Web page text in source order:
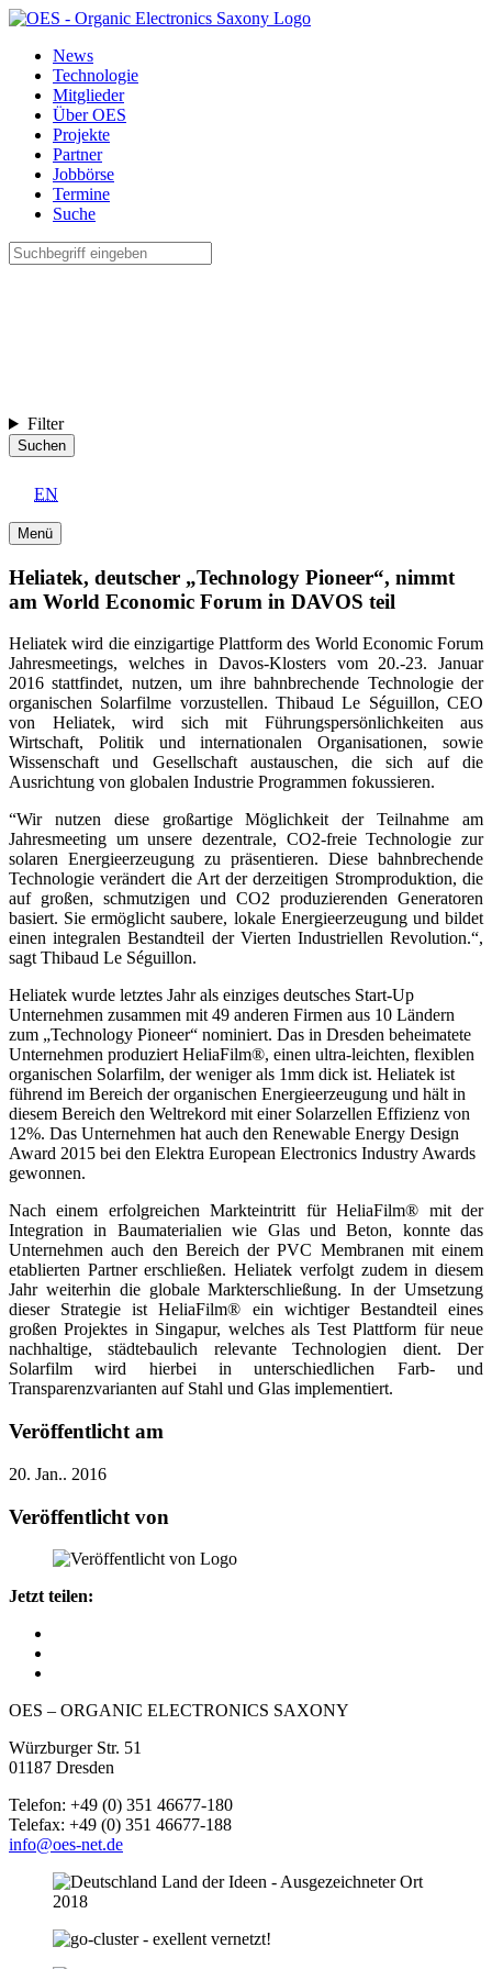
News
Technologie
Mitglieder
Über OES
Projekte
Partner
Jobbörse
Termine
Suche
Filter
Suchen
EN
Menü
Heliatek, deutscher „Technology Pioneer“, nimmt
am World Economic Forum in DAVOS teil
Heliatek wird die einzigartige Plattform des World Economic Forum
Jahresmeetings, welches in Davos-Klosters vom 20.-23. Januar
2016 stattfindet, nutzen, um ihre bahnbrechende Technologie der
organischen Solarfilme vorzustellen. Thibaud Le Séguillon, CEO
von Heliatek, wird sich mit Führungspersönlichkeiten aus
Wirtschaft, Politik und internationalen Organisationen, sowie
Wissenschaft und Gesellschaft austauschen, die sich auf die
Ausrichtung von globalen Industrie Programmen fokussieren.
“Wir nutzen diese großartige Möglichkeit der Teilnahme am
Jahresmeeting um unsere dezentrale, CO2-freie Technologie zur
solaren Energieerzeugung zu präsentieren. Diese bahnbrechende
Technologie verändert die Art der derzeitigen Stromproduktion, die
auf großen, schmutzigen und CO2 produzierenden Generatoren
basiert. Sie ermöglicht saubere, lokale Energieerzeugung und bildet
einen integralen Bestandteil der Vierten Industriellen Revolution.“,
sagt Thibaud Le Séguillon.
Heliatek wurde letztes Jahr als einziges deutsches Start-Up
Unternehmen zusammen mit 49 anderen Firmen aus 10 Ländern
zum „Technology Pioneer“ nominiert. Das in Dresden beheimatete
Unternehmen produziert HeliaFilm®, einen ultra-leichten, flexiblen
organischen Solarfilm, der weniger als 1mm dick ist. Heliatek ist
führend im Bereich der organischen Energieerzeugung und hält in
diesem Bereich den Weltrekord mit einer Solarzellen Effizienz von
12%. Das Unternehmen hat auch den Renewable Energy Design
Award 2015 bei den Elektra European Electronics Industry Awards
gewonnen.
Nach einem erfolgreichen Markteintritt für HeliaFilm® mit der
Integration in Baumaterialien wie Glas und Beton, konnte das
Unternehmen auch den Bereich der PVC Membranen mit einem
etablierten Partner erschließen. Heliatek verfolgt zudem in diesem
Jahr weiterhin die globale Markterschließung. In der Umsetzung
dieser Strategie ist HeliaFilm® ein wichtiger Bestandteil eines
großen Projektes in Singapur, welches als Test Plattform für neue
nachhaltige, städtebaulich relevante Technologien dient. Der
Solarfilm wird hierbei in unterschiedlichen Farb- und
Transparenzvarianten auf Stahl und Glas implementiert.
Veröffentlicht am
20. Jan.. 2016
Veröffentlicht von
Jetzt teilen:
OES – ORGANIC ELECTRONICS SAXONY
Würzburger Str. 51
01187 Dresden
Telefon: +49 (0) 351 46677-180
Telefax: +49 (0) 351 46677-188
info@oes-net.de